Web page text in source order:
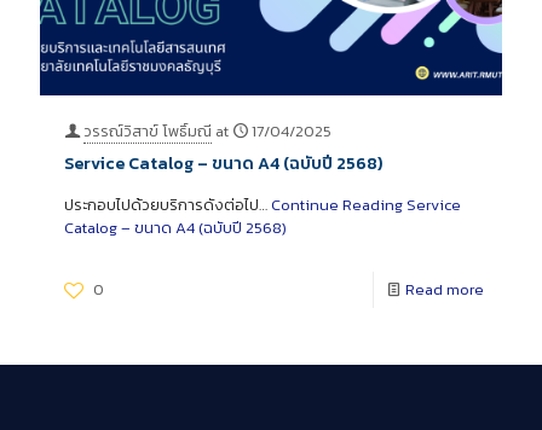
วรรณ์วิสาข์ โพธิ์มณี at 17/04/2025
Service Catalog – ขนาด A4 (ฉบับปี 2568)
ประกอบไปด้วยบริการดังต่อไป… Continue Reading Service
Catalog – ขนาด A4 (ฉบับปี 2568)
0 Read more